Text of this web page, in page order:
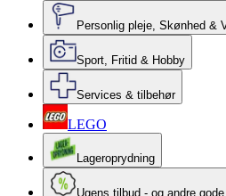
Personlig pleje, Skønhed &
Sport, Fritid & Hobby
Services & tilbehør
LEGO
Lageroprydning
Ugens tilbud - og andre